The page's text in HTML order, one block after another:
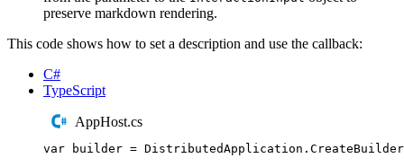
preserve markdown rendering.
This code shows how to set a description and use the callback:
C#
TypeScript
AppHost.cs
var builder = DistributedApplication . CreateBuilder